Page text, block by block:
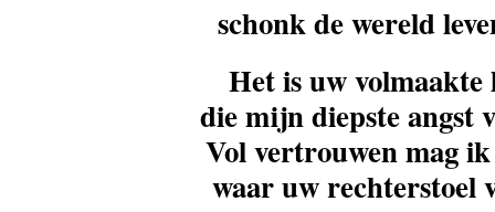
schonk de wereld
Het is uw volmaakte
die mijn diepste angst
Vol vertrouwen mag
waar uw rechterstoel